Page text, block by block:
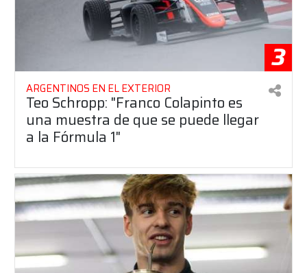
3
ARGENTINOS EN EL EXTERIOR
Teo Schropp: "Franco Colapinto es
una muestra de que se puede llegar
a la Fórmula 1"